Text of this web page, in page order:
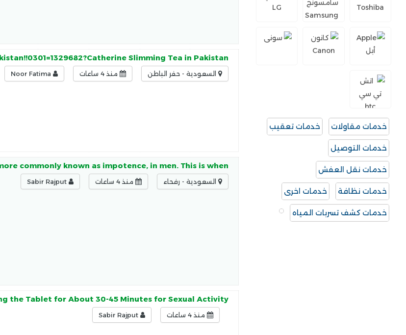
خدمات مقاولات خدمات تعقيب
خدمات التوصيل
خدمات نقل العفش
خدمات نظافة خدمات اخرى
خدمات كشف تسربات المياه
Slimming Tea in Pakistan
السعودية - حفر الباطن منذ 4 ساعات
commonly known as impotence, in men. This is when
السعودية - رفحاء منذ 4 ساعات
the Tablet for About 30-45 Minutes for Sexual Activity.
منذ 4 ساعات